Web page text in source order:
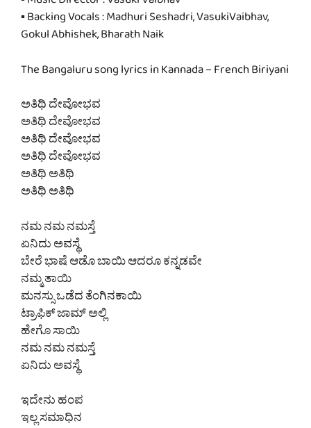
▪ Backing Vocals : Madhuri Seshadri, VasukiVaibhav,
Gokul Abhishek, Bharath Naik
The Bangaluru song lyrics in Kannada – French Biriyani
ಅತಿಥಿ ದೇವೋಭವ
ಅತಿಥಿ ದೇವೋಭವ
ಅತಿಥಿ ದೇವೋಭವ
ಅತಿಥಿ ದೇವೋಭವ
ಅತಿಥಿ ಅತಿಥಿ
ಅತಿಥಿ ಅತಿಥಿ
ನಮ ನಮ ನಮಸ್ತೆ
ಏನಿದು ಅವಸ್ಥೆ
ಬೇರೆ ಭಾಷೆ ಆಡೊ ಬಾಯಿ ಆದರೂ ಕನ್ನಡವೇ
ನಮ್ಮ ತಾಯಿ
ಮನಸ್ಸು ಒಡೆದ ತೆಂಗಿನಕಾಯಿ
ಟ್ರಾಫಿಕ್ ಜಾಮ್ ಅಲ್ಲಿ
ಹೇಗೊ ಸಾಯಿ
ನಮ ನಮ ನಮಸ್ತೆ
ಏನಿದು ಅವಸ್ಥೆ
ಇದೇನು ಹಂಪ
ಇಲ್ಲ ಸಮಾಧಿನ